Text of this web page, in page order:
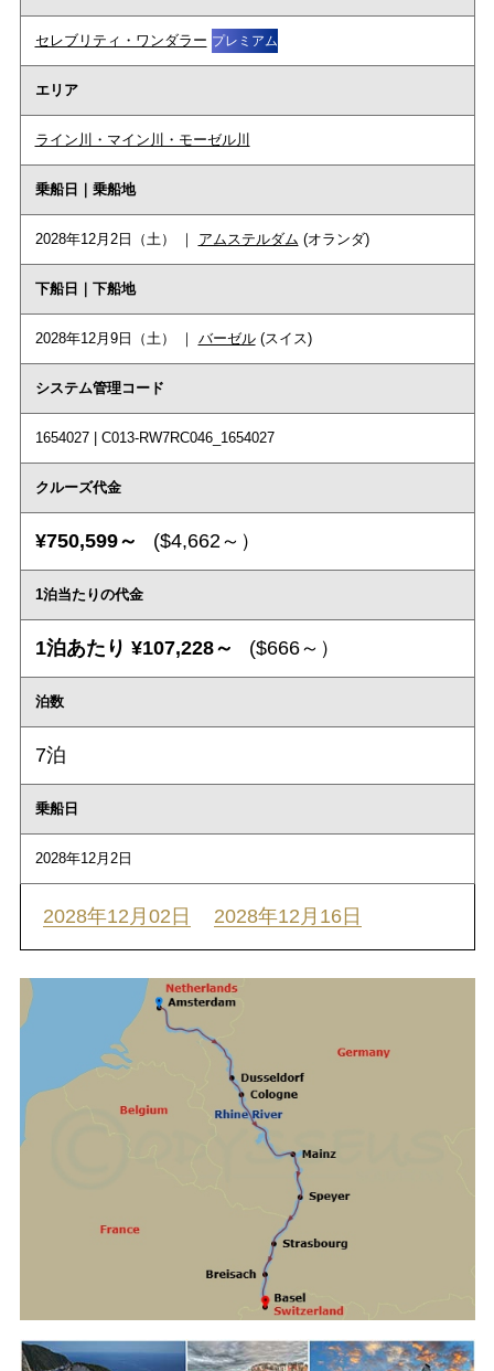
セレブリティ・ワンダラー プレミアム
エリア
ライン川・マイン川・モーゼル川
乗船日｜乗船地
2028年12月2日（土） ｜ アムステルダム (オランダ)
下船日｜下船地
2028年12月9日（土） ｜ バーゼル(スイス)
システム管理コード
1654027 | C013-RW7RC046_1654027
クルーズ代金
¥750,599～ ($4,662～）
1泊当たりの代金
1泊あたり ¥107,228～ ($666～）
泊数
7泊
乗船日
2028年12月2日
2028年12月02日 2028年12月16日